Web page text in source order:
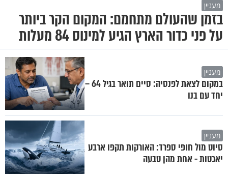
מעניין
בזמן שהעולם מתחמם: המקום הקר ביותר
על פני כדור הארץ הגיע למינוס 84 מעלות
מעניין
במקום לצאת לפנסיה: סיים תואר בגיל 64 –
יחד עם בנו
מעניין
סיוט מול חופי ספרד: האורקות תקפו ארבע
יאכטות - אחת מהן טבעה